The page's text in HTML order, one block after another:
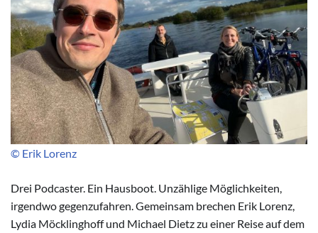
© Erik Lorenz
Drei Podcaster. Ein Hausboot. Unzählige Möglichkeiten,
irgendwo gegenzufahren. Gemeinsam brechen Erik Lorenz,
Lydia Möcklinghoff und Michael Dietz zu einer Reise auf dem